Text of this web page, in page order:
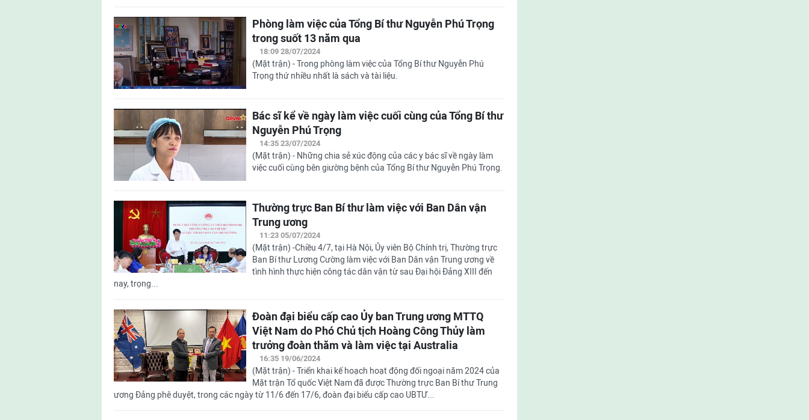
Phòng làm việc của Tổng Bí thư Nguyễn Phú Trọng
trong suốt 13 năm qua
18:09 28/07/2024
(Mặt trận) - Trong phòng làm việc của Tổng Bí thư Nguyễn Phú
Trọng thứ nhiều nhất là sách và tài liệu.
Bác sĩ kể về ngày làm việc cuối cùng của Tổng Bí thư
Nguyễn Phú Trọng
14:35 23/07/2024
(Mặt trận) - Những chia sẻ xúc động của các y bác sĩ về ngày làm
việc cuối cùng bên giường bệnh của Tổng Bí thư Nguyễn Phú Trọng.
Thường trực Ban Bí thư làm việc với Ban Dân vận
Trung ương
11:23 05/07/2024
(Mặt trận) -Chiều 4/7, tại Hà Nội, Ủy viên Bộ Chính trị, Thường trực
Ban Bí thư Lương Cường làm việc với Ban Dân vận Trung ương về
tình hình thực hiện công tác dân vận từ sau Đại hội Đảng XIII đến
nay, trọng...
Đoàn đại biểu cấp cao Ủy ban Trung ương MTTQ
Việt Nam do Phó Chủ tịch Hoàng Công Thủy làm
trưởng đoàn thăm và làm việc tại Australia
16:35 19/06/2024
(Mặt trận) - Triển khai kế hoạch hoạt động đối ngoại năm 2024 của
Mặt trận Tổ quốc Việt Nam đã được Thường trực Ban Bí thư Trung
ương Đảng phê duyệt, trong các ngày từ 11/6 đến 17/6, đoàn đại biểu cấp cao UBTƯ...